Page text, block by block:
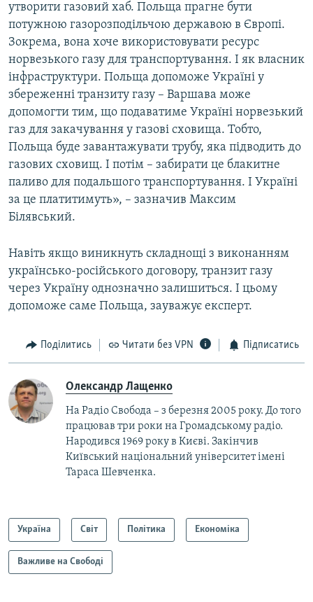
утворити газовий хаб. Польща прагне бути
потужною газорозподільчою державою в Європі.
Зокрема, вона хоче використовувати ресурс
норвезького газу для транспортування. І як власник
інфраструктури. Польща допоможе Україні у
збереженні транзиту газу – Варшава може
допомогти тим, що подаватиме Україні норвезький
газ для закачування у газові сховища. Тобто,
Польща буде завантажувати трубу, яка підводить до
газових сховищ. І потім – забирати це блакитне
паливо для подальшого транспортування. І Україні
за це платитимуть», – зазначив Максим
Білявський.
Навіть якщо виникнуть складнощі з виконанням
українсько-російського договору, транзит газу
через Україну однозначно залишиться. І цьому
допоможе саме Польща, зауважує експерт.
Поділитись Читати без VPN Підписатись
Олександр Лащенко
На Радіо Свобода – з березня 2005 року. До того
працював три роки на Громадському радіо.
Народився 1969 року в Києві. Закінчив
Київський національний університет імені
Тараса Шевченка.
Україна Світ Політика Економіка
Важливе на Свободі